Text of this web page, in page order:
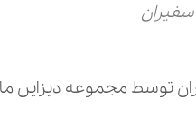
توسط مجموعه دیزاین